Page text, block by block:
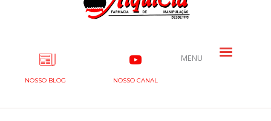
NOSSO BLOG NOSSO CANAL
MENU